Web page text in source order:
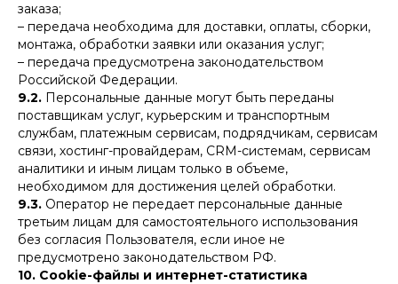
заказа;
– передача необходима для доставки, оплаты, сборки,
монтажа, обработки заявки или оказания услуг;
– передача предусмотрена законодательством
Российской Федерации.
9.2. Персональные данные могут быть переданы
поставщикам услуг, курьерским и транспортным
службам, платежным сервисам, подрядчикам, сервисам
связи, хостинг-провайдерам, CRM-системам, сервисам
аналитики и иным лицам только в объеме,
необходимом для достижения целей обработки.
9.3. Оператор не передает персональные данные
третьим лицам для самостоятельного использования
без согласия Пользователя, если иное не
предусмотрено законодательством РФ.
10. Cookie-файлы и интернет-статистика